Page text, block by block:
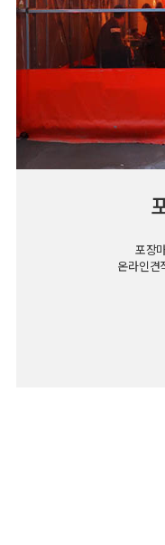
포장
온라인견